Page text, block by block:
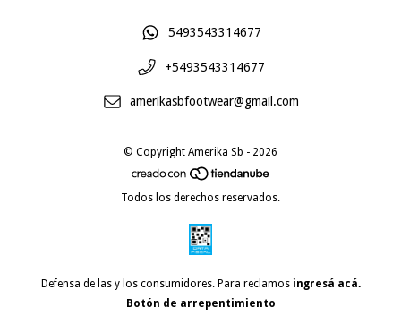
5493543314677
+5493543314677
amerikasbfootwear@gmail.com
© Copyright Amerika Sb - 2026
Todos los derechos reservados.
Defensa de las y los consumidores. Para reclamos ingresá acá.
Botón de arrepentimiento